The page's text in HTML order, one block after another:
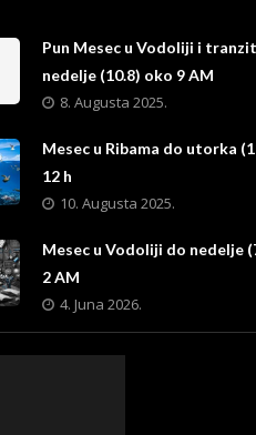
Pun Mesec u Vodoliji i
nedelje (10.8) oko 9 AM
8. Augusta 2025.
Mesec u Ribama do utorka
12 h
10. Augusta 2025.
Mesec u Vodoliji do nedelje
2 AM
4. Juna 2026.